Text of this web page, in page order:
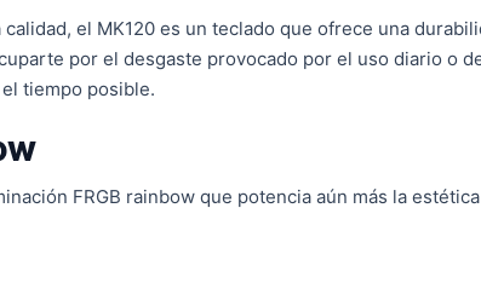
el MK120 es un teclado que ofrece una
por el desgaste provocado por el uso diario o
tiempo posible.
FRGB rainbow que potencia aún más la